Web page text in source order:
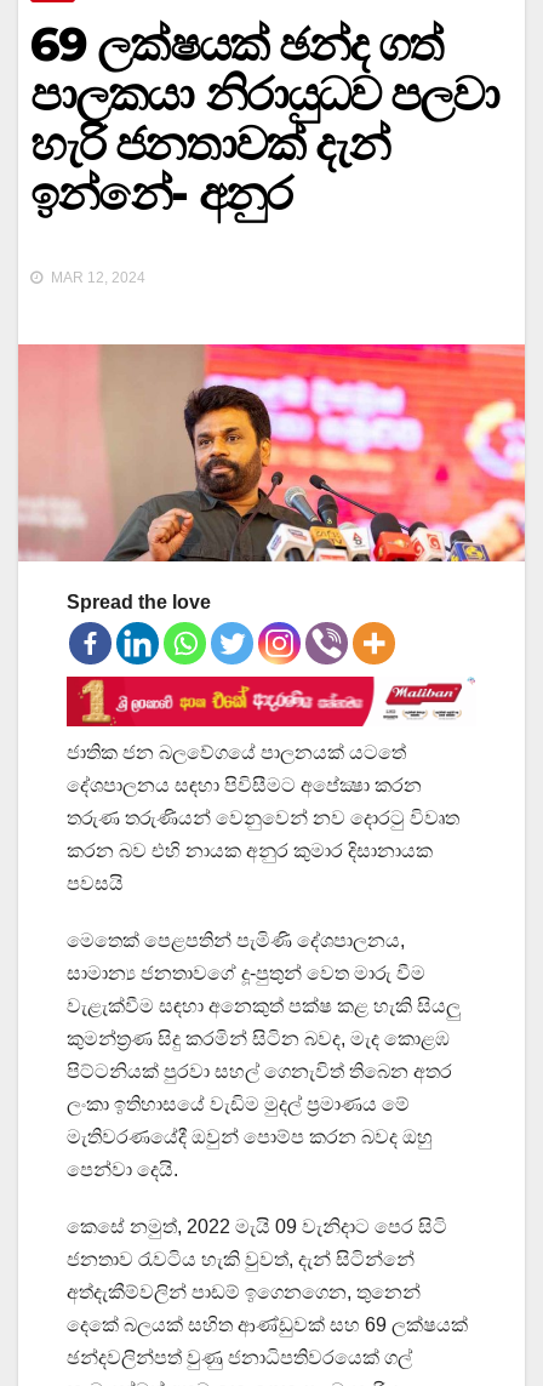
69 ලක්ෂයක් ඡන්ද ගත්
පාලකයා නිරායුධව පලවා
හැරි ජනතාවක් දැන්
ඉන්නේ- අනුර
MAR 12, 2024
Spread the love
ජාතික ජන බලවේගයේ පාලනයක් යටතේ
දේශපාලනය සඳහා පිවිසීමට අපේක්‍ෂා කරන
තරුණ තරුණියන් වෙනුවෙන් නව දොරටු විවෘත
කරන බව එහි නායක අනුර කුමාර දිසානායක
පවසයි
මෙතෙක් පෙළපතින් පැමිණි දේශපාලනය,
සාමාන්‍ය ජනතාවගේ දූ-පුතුන් වෙත මාරු වීම
වැළැක්වීම සඳහා අනෙකුත් පක්ෂ කළ හැකි සියලු
කුමන්ත්‍රණ සිදු කරමින් සිටින බවද, මැද කොළඹ
පිට්ටනියක් පුරවා සහල් ගෙනැවිත් තිබෙන අතර
ලංකා ඉතිහාසයේ වැඩිම මුදල් ප්‍රමාණය මේ
මැතිවරණයේදී ඔවුන් පොම්ප කරන බවද ඔහු
පෙන්වා දෙයි.
කෙ​සේ නමුත්, 2022 මැයි 09 වැනිදාට පෙර සිටි
ජනතාව රැවටිය හැකි වුවත්, දැන් සිටින්නේ
අත්දැකීම්වලින් පාඩම් ඉගෙනගෙන, තුනෙන්
දෙකේ බලයක් සහිත ආණ්ඩුවක් සහ 69 ලක්ෂයක්
ඡන්දවලින්පත් වුණු ජනාධිපතිවරයෙක් ගල්